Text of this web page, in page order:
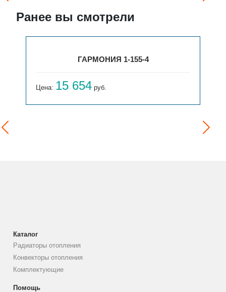
Ранее вы смотрели
ГАРМОНИЯ 1-155-4
Цена: 15 654 руб.
Каталог
Радиаторы отопления
Конвекторы отопления
Комплектующие
Помощь